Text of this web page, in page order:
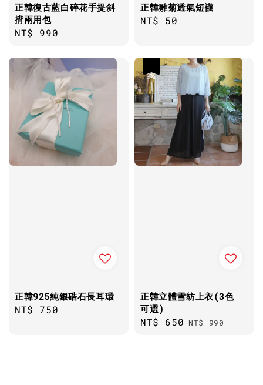
正韓復古藍白碎花手提斜
揹兩用包
Regular
NT$ 990
正韓雛菊透氣短襪
Regular
NT$ 50
正韓925純銀硞石長耳環
Regular
NT$ 750
正韓立體雪紡上衣(3色
可選)
Sale
NT$ 650 Regular
NT$ 990